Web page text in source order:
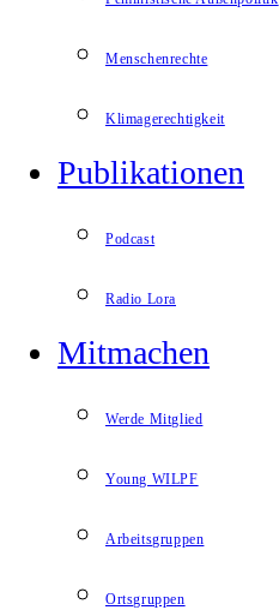
Menschenrechte
Klimagerechtigkeit
Publikationen
Podcast
Radio Lora
Mitmachen
Werde Mitglied
Young WILPF
Arbeitsgruppen
Ortsgruppen